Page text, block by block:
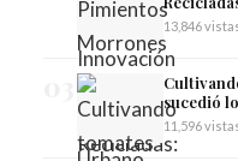
13,846
sucedió
11,596